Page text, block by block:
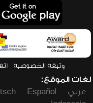
وثيقة الخصوصية
لغات الموقع:
عربي
Español